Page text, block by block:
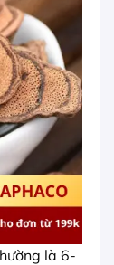
là 6-